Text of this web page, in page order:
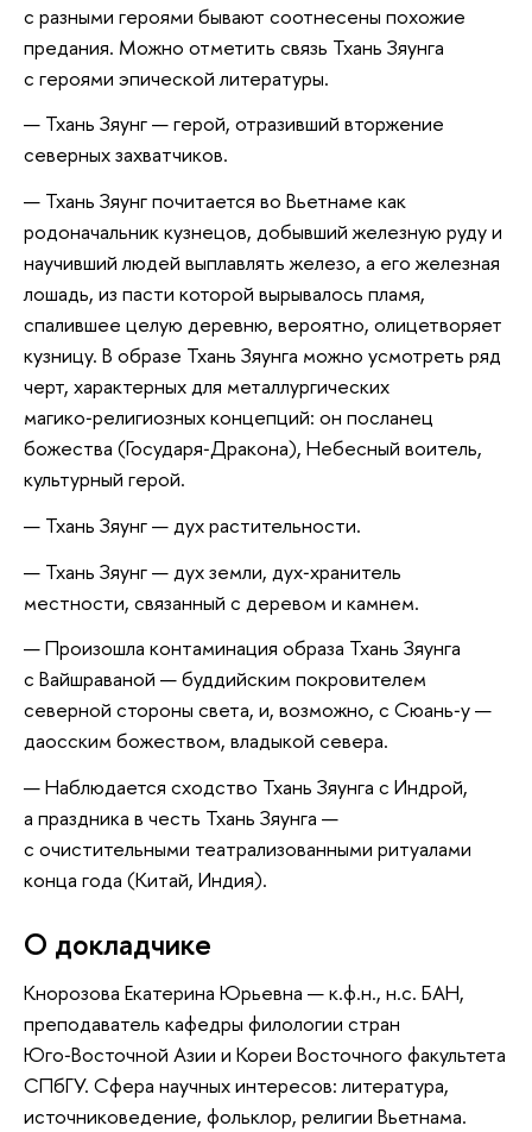
с разными героями бывают соотнесены похожие
предания. Можно отметить связь Тхань Зяунга
с героями эпической литературы.
Тхань Зяунг — герой, отразивший вторжение
северных захватчиков.
Тхань Зяунг почитается во Вьетнаме как
родоначальник кузнецов, добывший железную руду и
научивший людей выплавлять железо, а его железная
лошадь, из пасти которой вырывалось пламя,
спалившее целую деревню, вероятно, олицетворяет
кузницу. В образе Тхань Зяунга можно усмотреть ряд
черт, характерных для металлургических
магико‑религиозных концепций: он посланец
божества (Государя‑Дракона), Небесный воитель,
культурный герой.
Тхань Зяунг — дух растительности.
Тхань Зяунг — дух земли, дух‑хранитель
местности, связанный с деревом и камнем.
Произошла контаминация образа Тхань Зяунга
с Вайшраваной — буддийским покровителем
северной стороны света, и, возможно, с Сюань‑у —
даосским божеством, владыкой севера.
Наблюдается сходство Тхань Зяунга с Индрой,
а праздника в честь Тхань Зяунга —
с очистительными театрализованными ритуалами
конца года (Китай, Индия).
О докладчике
Кнорозова Екатерина Юрьевна — к.ф.н., н.с. БАН,
преподаватель кафедры филологии стран
Юго‑Восточной Азии и Кореи Восточного факультета
СПбГУ. Сфера научных интересов: литература,
источниковедение, фольклор, религии Вьетнама.